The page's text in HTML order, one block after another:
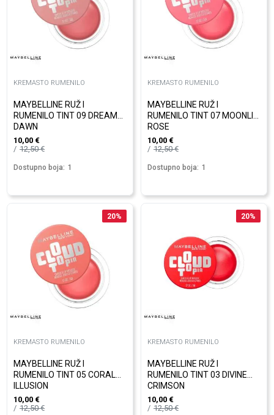
KREMASTO RUMENILO
MAYBELLINE RUŽ I
RUMENILO TINT 09 DREAMY
DAWN
10,00 €
12,50€
Dostupno boja: 1
KREMASTO RUMENILO
MAYBELLINE RUŽ I
RUMENILO TINT 07 MOONLIT
ROSE
10,00 €
12,50€
Dostupno boja: 1
20%
KREMASTO RUMENILO
MAYBELLINE RUŽ I
RUMENILO TINT 05 CORAL
ILLUSION
10,00 €
12,50€
20%
KREMASTO RUMENILO
MAYBELLINE RUŽ I
RUMENILO TINT 03 DIVINE
CRIMSON
10,00 €
12,50€